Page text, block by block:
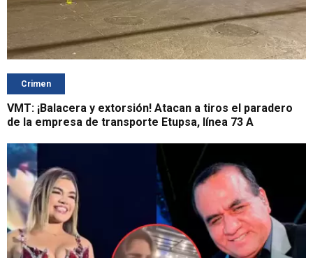
Crimen
VMT: ¡Balacera y extorsión! Atacan a tiros el paradero
de la empresa de transporte Etupsa, línea 73 A